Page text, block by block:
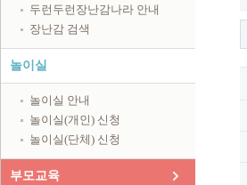
두런두런장난감나라 안내
장난감 검색
놀이실
놀이실 안내
놀이실(개인) 신청
놀이실(단체) 신청
부모교육